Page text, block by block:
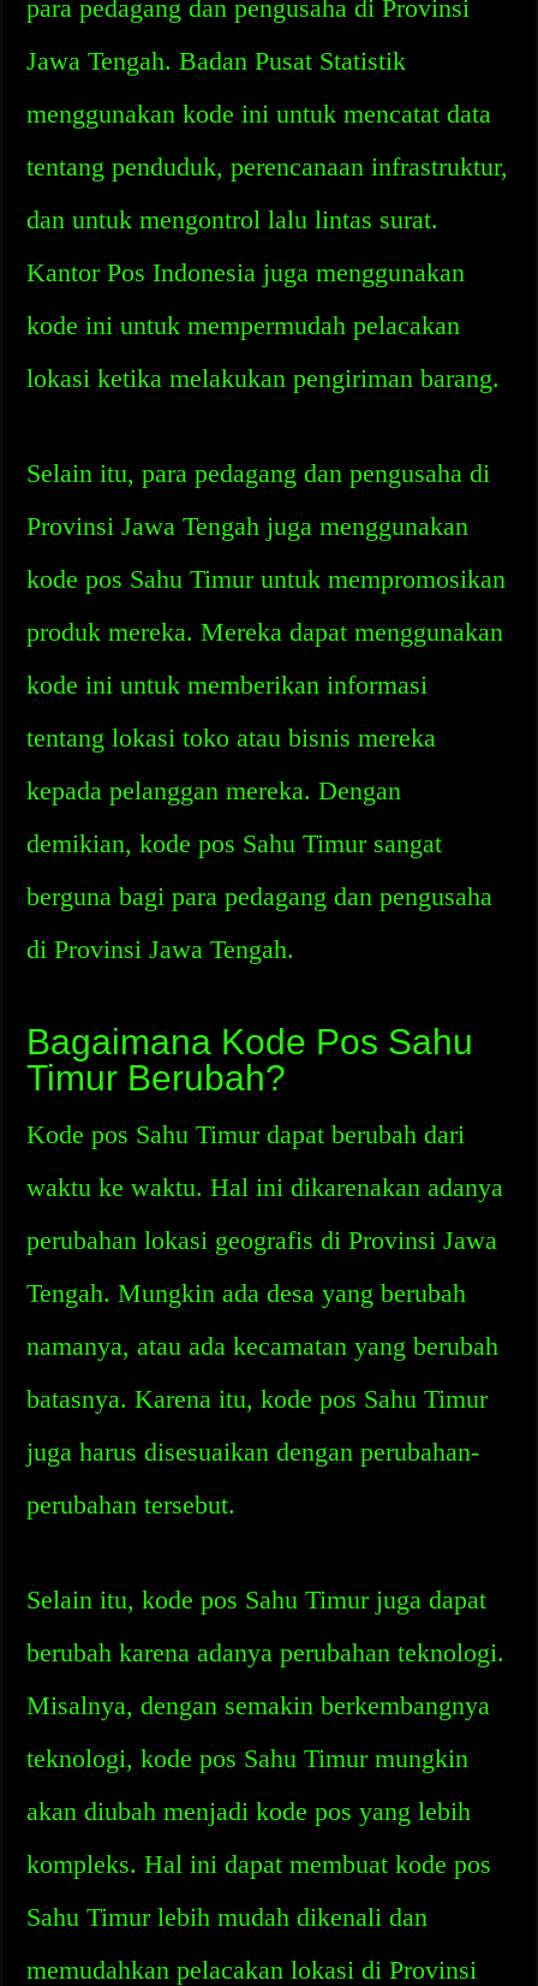
para pedagang dan pengusaha di Provinsi
Jawa Tengah. Badan Pusat Statistik
menggunakan kode ini untuk mencatat data
tentang penduduk, perencanaan infrastruktur,
dan untuk mengontrol lalu lintas surat.
Kantor Pos Indonesia juga menggunakan
kode ini untuk mempermudah pelacakan
lokasi ketika melakukan pengiriman barang.
Selain itu, para pedagang dan pengusaha di
Provinsi Jawa Tengah juga menggunakan
kode pos Sahu Timur untuk mempromosikan
produk mereka. Mereka dapat menggunakan
kode ini untuk memberikan informasi
tentang lokasi toko atau bisnis mereka
kepada pelanggan mereka. Dengan
demikian, kode pos Sahu Timur sangat
berguna bagi para pedagang dan pengusaha
di Provinsi Jawa Tengah.
Bagaimana Kode Pos Sahu
Timur Berubah?
Kode pos Sahu Timur dapat berubah dari
waktu ke waktu. Hal ini dikarenakan adanya
perubahan lokasi geografis di Provinsi Jawa
Tengah. Mungkin ada desa yang berubah
namanya, atau ada kecamatan yang berubah
batasnya. Karena itu, kode pos Sahu Timur
juga harus disesuaikan dengan perubahan-
perubahan tersebut.
Selain itu, kode pos Sahu Timur juga dapat
berubah karena adanya perubahan teknologi.
Misalnya, dengan semakin berkembangnya
teknologi, kode pos Sahu Timur mungkin
akan diubah menjadi kode pos yang lebih
kompleks. Hal ini dapat membuat kode pos
Sahu Timur lebih mudah dikenali dan
memudahkan pelacakan lokasi di Provinsi